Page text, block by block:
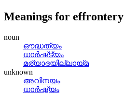
Meanings for effrontery
noun
ഔദ്ധത്യം
ധാര്‍ഷ്‌ട്യം
മര്യാദയില്ലായ്‌മ
unknown
അവിനയം
ധാര്‍ഷ്ട്യം